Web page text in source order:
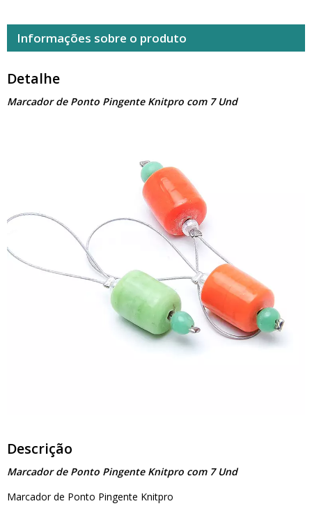
Informações sobre o produto
Detalhe
Marcador de Ponto Pingente Knitpro com 7 Und
Descrição
Marcador de Ponto Pingente Knitpro com 7 Und
Marcador de Ponto Pingente Knitpro